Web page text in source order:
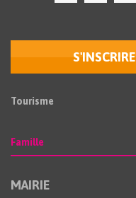
Tourisme
Famille
MAIRIE